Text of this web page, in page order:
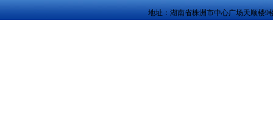
地址：湖南省株洲市中心广场天顺楼